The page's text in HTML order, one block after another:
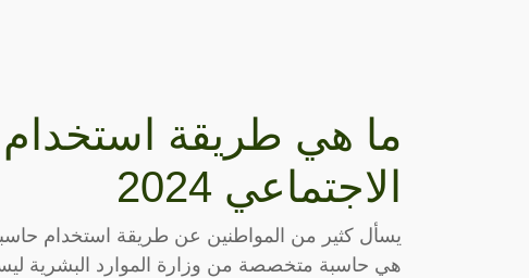
ما هي طريقة
الاجتماعي 2024
يسأل كثير من المواطنين عن طريقة استخدام
هي حاسبة متخصصة من وزارة الموارد البشرية